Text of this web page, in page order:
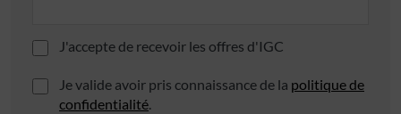
J'accepte de recevoir les offres d'IGC
Je valide avoir pris connaissance de la politique de
confidentialité.